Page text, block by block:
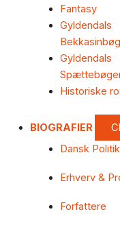
Fantasy
Gyldendals
Gyldendals
Historiske
BIOGRAFIER
Dansk Politik
Erhverv &
Forfattere